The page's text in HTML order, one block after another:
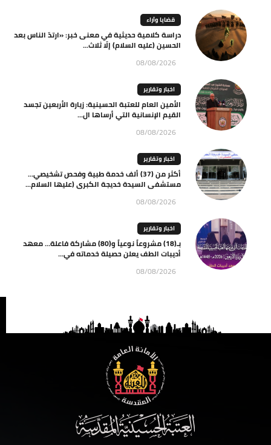
قضايا وآراء
دراسة كلامية حديثية في معنى خبر: «ارتدّ الناس بعد
الحسين (عليه السلام) إلّا ثلاث...
08/08/2026
اخبار وتقارير
الأمين العام للعتبة الحسينية: زيارة الأربعين تجسد
القيم الإنسانية التي أرساها ال...
08/08/2026
اخبار وتقارير
أكثر من (37) ألف خدمة طبية وفحص تشخيصي…
مستشفى السيدة خديجة الكبرى (عليها السلام...
08/08/2026
اخبار وتقارير
بـ(18) مشروعاً نوعياً و(80) مشاركة فاعلة… معهد
أديبات الطف يعلن حصيلة خدماته في...
08/08/2026